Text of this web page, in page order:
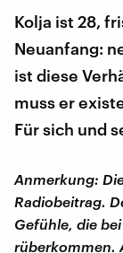
Kolja ist 28,
Neuanfang:
ist diese
muss er
Für sich und
Anmerkung:
Radiobeitrag.
Gefühle, die
rüberkommen.